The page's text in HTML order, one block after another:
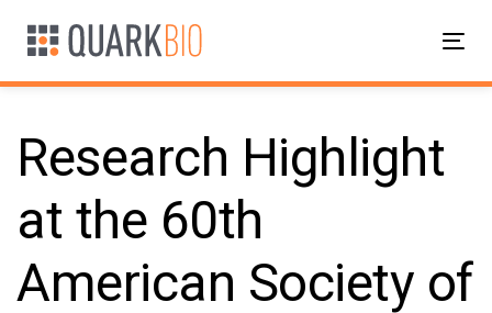
links
to
navigation
to
content
Research Highlight
at the 60th
American Society of
Post
navigation